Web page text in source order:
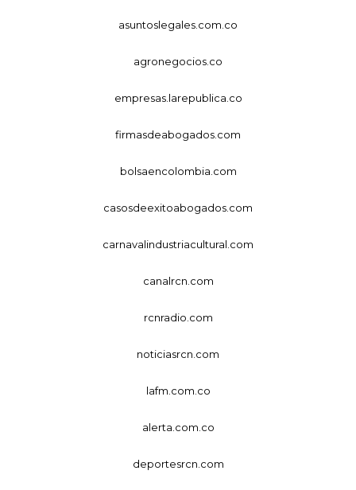
asuntoslegales.com.co
agronegocios.co
empresas.larepublica.co
firmasdeabogados.com
bolsaencolombia.com
casosdeexitoabogados.com
carnavalindustriacultural.com
canalrcn.com
rcnradio.com
noticiasrcn.com
lafm.com.co
alerta.com.co
deportesrcn.com